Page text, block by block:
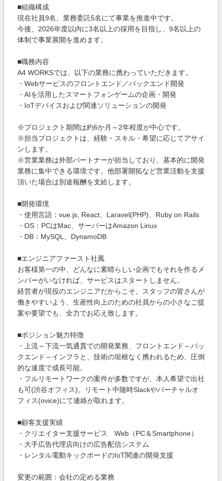
■組織構成
現在社員9名、業務委託5名にて事業を推進中です。
今後、2026年度以内に3名以上の採用を目指し、9名以上の
体制で事業展開を進めます。
■職務内容
A4 WORKSでは、以下の業務に携わっていただきます。
・Webサービスのフロントエンド／バックエンド開発
・AIを活用したスマートフォンゲームの企画・開発
・IoTデバイスおよび関連ソリューションの開発
※プロジェクト期間は約6か月～2年程度が中心です。
※担当プロジェクトは、経験・スキル・希望に応じてアサイ
ンします。
※営業業務は外部パートナーが担当しており、基本的に開発
業務に集中できる環境です。他部署開拓など営業活動を支援
頂いた場合は別途報酬を支給します。
■開発環境
・使用言語：vue.js, React、Laravel(PHP)、Ruby on Rails
・OS：PCはMac、サーバーはAmazon Linux
・DB：MySQL、DynamoDB
■エンジニアファースト社風
お客様第一の中、どんなに素晴らしい企画でもそれを作るメ
ンバーがいなければ、サービスはスタートしません。
経営者が現役のエンジニアだからこそ、スタッフの皆さんが
働きやすいよう、生産性向上のための社員からの小さなご提
案や要望でも、全力でお応え致します。
■ポジション魅力特徴
・上流～下流一気通貫での開発業務、フロントエンド～バッ
クエンド～インフラと、技術の垣根なく携われるため、圧倒
的な速度で成長可能。
・フルリモートワークの案件が多数ですが、本人希望で出社
も可(渋谷オフィス)。リモート中随時Slackやバーチャルオ
フィス(ovice)にて連絡が取れます。
■顧客支援実績
・クリエイター支援サービス Web（PC＆Smartphone）
・大手広告代理店向けの広告配信システム
・レンタル電動キックボードのIoT関連の開発支援
変更の範囲：会社の定める業務